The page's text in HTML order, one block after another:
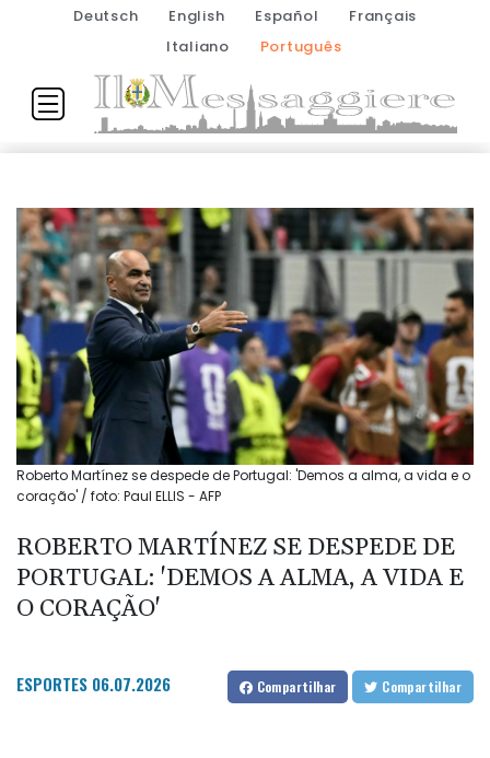
Deutsch English Español
Français
Italiano
Português
Roberto Martínez se despede de Portugal: 'Demos a alma, a vida e o
coração' / foto: Paul ELLIS - AFP
ROBERTO MARTÍNEZ SE DESPEDE DE
PORTUGAL: 'DEMOS A ALMA, A VIDA E
O CORAÇÃO'
ESPORTES 06.07.2026 Compartilhar Compartilhar